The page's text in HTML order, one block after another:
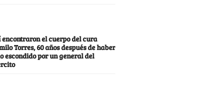
encontraron el cuerpo del cura
Torres, 60 años después de haber
escondido por un general del